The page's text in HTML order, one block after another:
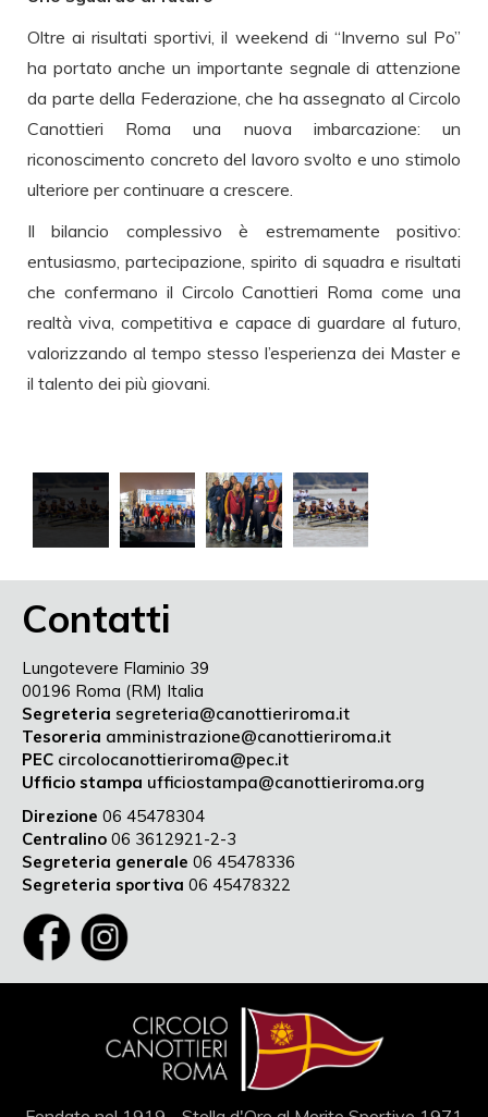
Oltre ai risultati sportivi, il weekend di “Inverno sul Po”
ha portato anche un importante segnale di attenzione
da parte della Federazione, che ha assegnato al Circolo
Canottieri Roma una nuova imbarcazione: un
riconoscimento concreto del lavoro svolto e uno stimolo
ulteriore per continuare a crescere.
Il bilancio complessivo è estremamente positivo:
entusiasmo, partecipazione, spirito di squadra e risultati
che confermano il Circolo Canottieri Roma come una
realtà viva, competitiva e capace di guardare al futuro,
valorizzando al tempo stesso l’esperienza dei Master e
il talento dei più giovani.
Contatti
Lungotevere Flaminio 39
00196 Roma (RM) Italia
Segreteria segreteria@canottieriroma.it
Tesoreria amministrazione@canottieriroma.it
PEC circolocanottieriroma@pec.it
Ufficio stampa ufficiostampa@canottieriroma.org
Direzione 06 45478304
Centralino 06 3612921-2-3
Segreteria generale 06 45478336
Segreteria sportiva 06 45478322